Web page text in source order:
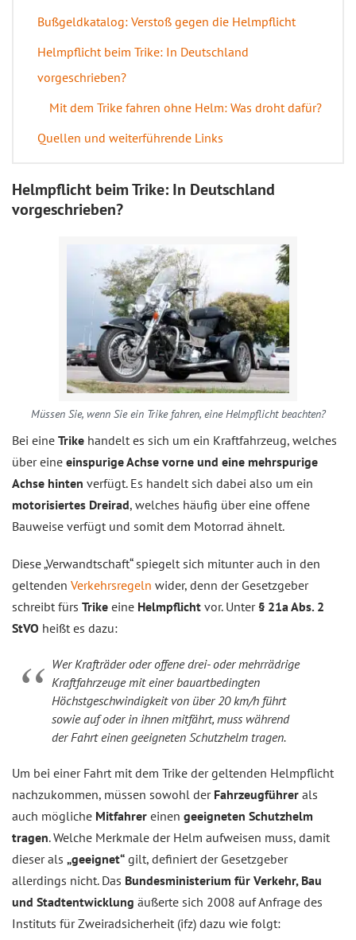
Bußgeldkatalog: Verstoß gegen die Helmpflicht
Helmpflicht beim Trike: In Deutschland
vorgeschrieben?
Mit dem Trike fahren ohne Helm: Was droht dafür?
Quellen und weiterführende Links
Helmpflicht beim Trike: In Deutschland
vorgeschrieben?
Müssen Sie, wenn Sie ein Trike fahren, eine Helmpflicht beachten?
Bei eine Trike handelt es sich um ein Kraftfahrzeug, welches
über eine einspurige Achse vorne und eine mehrspurige
Achse hinten verfügt. Es handelt sich dabei also um ein
motorisiertes Dreirad, welches häufig über eine offene
Bauweise verfügt und somit dem Motorrad ähnelt.
Diese „Verwandtschaft“ spiegelt sich mitunter auch in den
geltenden Verkehrsregeln wider, denn der Gesetzgeber
schreibt fürs Trike eine Helmpflicht vor. Unter§ 21a Abs. 2
StVO heißt es dazu:
Wer Krafträder oder offene drei- oder mehrrädrige
Kraftfahrzeuge mit einer bauartbedingten
Höchstgeschwindigkeit von über 20 km/h führt
sowie auf oder in ihnen mitfährt, muss während
der Fahrt einen geeigneten Schutzhelm tragen.
Um bei einer Fahrt mit dem Trike der geltenden Helmpflicht
nachzukommen, müssen sowohl der Fahrzeugführer als
auch mögliche Mitfahrer einen geeigneten Schutzhelm
tragen. Welche Merkmale der Helm aufweisen muss, damit
dieser als „geeignet“ gilt, definiert der Gesetzgeber
allerdings nicht. Das Bundesministerium für Verkehr, Bau
und Stadtentwicklung äußerte sich 2008 auf Anfrage des
Instituts für Zweiradsicherheit (ifz) dazu wie folgt: